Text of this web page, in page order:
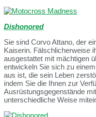
Dishonored
Sie sind Corvo Attano, der
Kaiserin. Fälschlicherweise
ausgestattet mit mächtigen
entwickeln Sie sich zu
aus ist, die sein Leben
indem Sie die Ihnen zur
Ausrüstungsgegenstände
unterschiedliche Weise